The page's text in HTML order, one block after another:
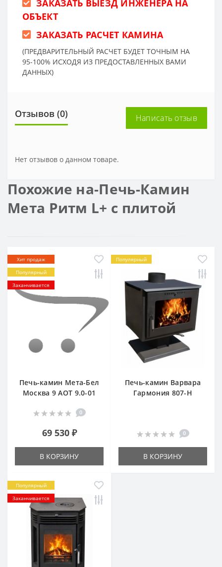
ЗАКАЗАТЬ ВЫЕЗД ИНЖЕНЕРА НА
ОБЪЕКТ
ЗАКАЗАТЬ РАСЧЕТ КАМИНА
(ПРЕДВАРИТЕЛЬНЫЙ РАСЧЕТ БУДЕТ ТОЧНЫМ НА
95-100% ИСХОДЯ ИЗ ПРЕДОСТАВЛЕННЫХ ВАМИ
ДАННЫХ)
Отзывов (0) Написать отзыв
Нет отзывов о данном товаре.
Похожие на-Печь-Камин
Мета Ритм L+ с плитой
Хит продаж
Популярный
Заканчивается
Печь-камин Мета-Бел
Москва 9 АОТ 9.0-01
0
69 530 ₽
В КОРЗИНУ
Популярный
Печь-камин Варвара
Гармония 807-Н
0
В КОРЗИНУ
Популярный
Заканчивается